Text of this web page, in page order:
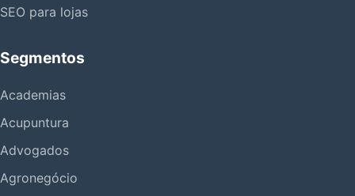
SEO para lojas
Segmentos
Academias
Acupuntura
Advogados
Agronegócio